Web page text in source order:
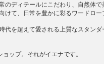
のディテールにこだわり、自然体
て、日常を豊かに彩るワードロー
代を超えて愛される上質なスタン
ップ。それがイエナです。